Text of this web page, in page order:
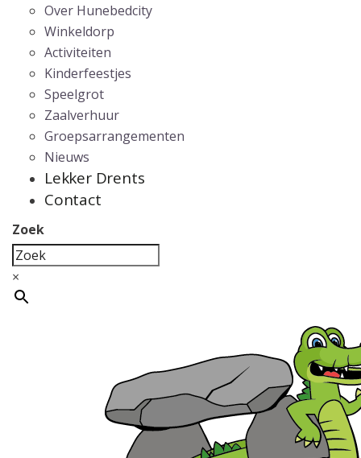
Over Hunebedcity
Winkeldorp
Activiteiten
Kinderfeestjes
Speelgrot
Zaalverhuur
Groepsarrangementen
Nieuws
Lekker Drents
Contact
Zoek
×